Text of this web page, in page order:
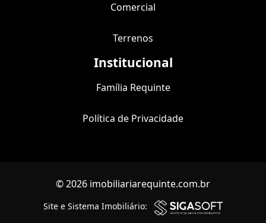
Comercial
Terrenos
Institucional
Família Requinte
Política de Privacidade
© 2026 imobiliariarequinte.com.br
Site e Sistema Imobiliário: